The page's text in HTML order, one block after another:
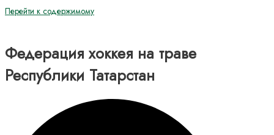
Перейти к содержимому
Федерация хоккея на траве
Республики Татарстан